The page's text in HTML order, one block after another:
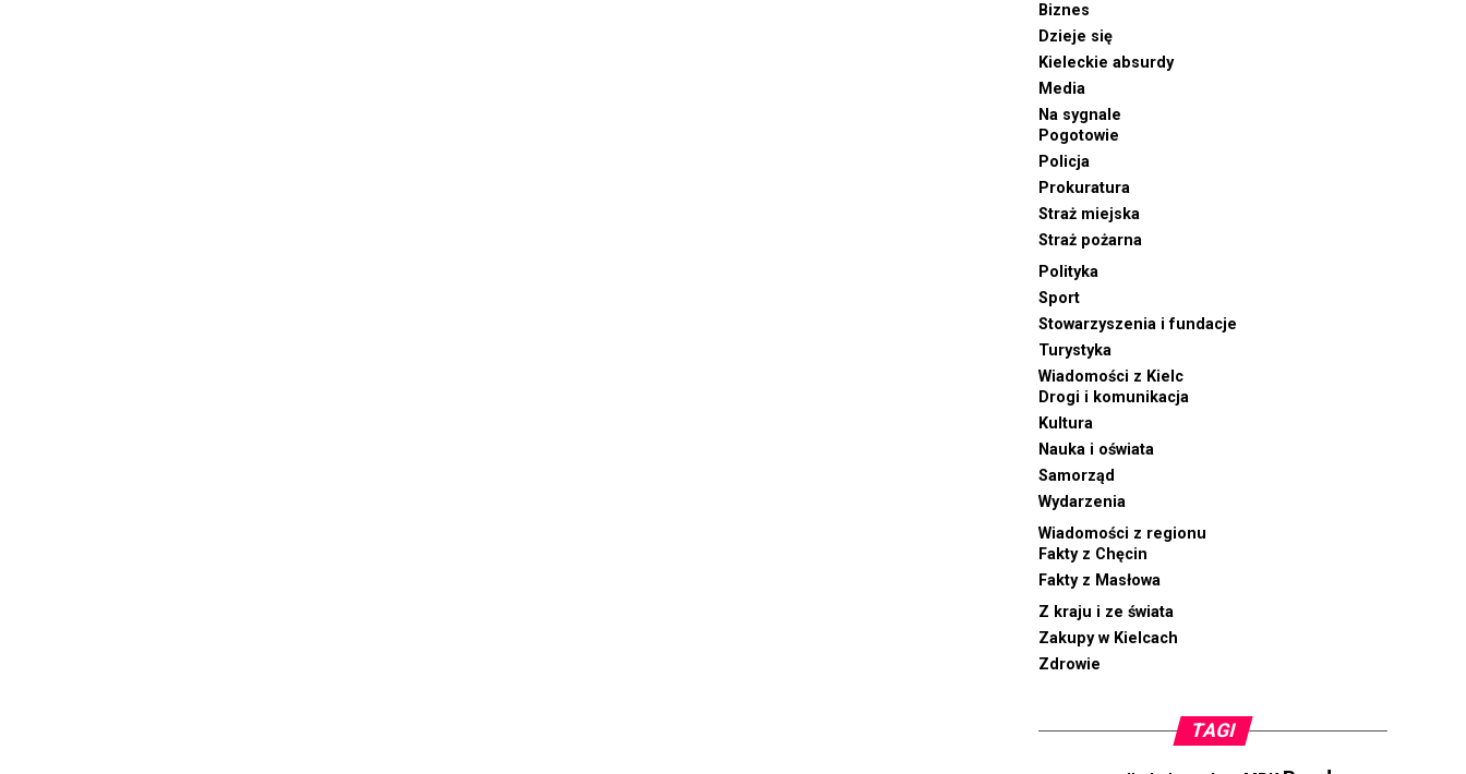
Biznes
Dzieje się
Kieleckie absurdy
Media
Na sygnale
Pogotowie
Policja
Prokuratura
Straż miejska
Straż pożarna
Polityka
Sport
Stowarzyszenia i fundacje
Turystyka
Wiadomości z Kielc
Drogi i komunikacja
Kultura
Nauka i oświata
Samorząd
Wydarzenia
Wiadomości z regionu
Fakty z Chęcin
Fakty z Masłowa
Z kraju i ze świata
Zakupy w Kielcach
Zdrowie
TAGI